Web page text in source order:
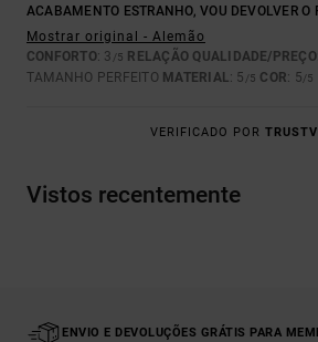
ACABAMENTO ESTRANHO, VOU DEVOLVER O
Mostrar original - Alemão
CONFORTO: 3 /5 RELAÇÃO QUALIDADE/PREÇO
TAMANHO PERFEITO MATERIAL: 5 /5 COR: 5/5
VERIFICADO POR
Vistos recentemente
ENVIO E DEVOLUÇÕES GRÁTIS PARA